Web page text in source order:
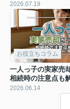
2026.07.19
お役立ちコラム
一人っ子の実家売
相続時の注意点も
2026.06.14